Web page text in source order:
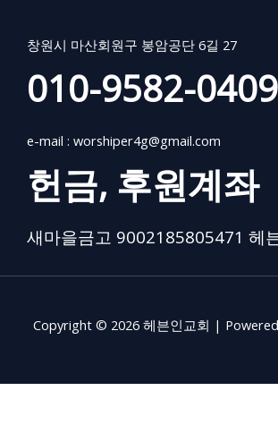
창원시 마산회원구 봉암공단 6길 27
010-9582-0409
e-mail : worshiper4g@gmail.com
헌금, 후원계좌
새마을금고 9002185805471 헤
Copyright © 2026 헤븐인교회 |